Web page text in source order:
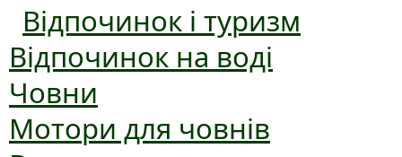
Відпочинок і туризм
Відпочинок на воді
Човни
Мотори для човнів